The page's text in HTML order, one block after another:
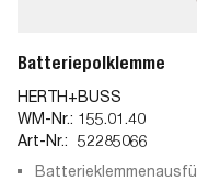
Batteriepolklemme
HERTH+BUSS
WM-Nr.: 155.01.40
Art-Nr.: 52285066